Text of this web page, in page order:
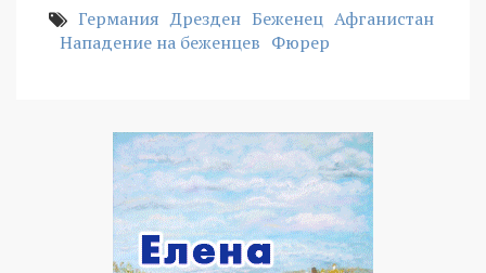
Германия Дрезден Беженец Афганистан
Нападение на беженцев Фюрер